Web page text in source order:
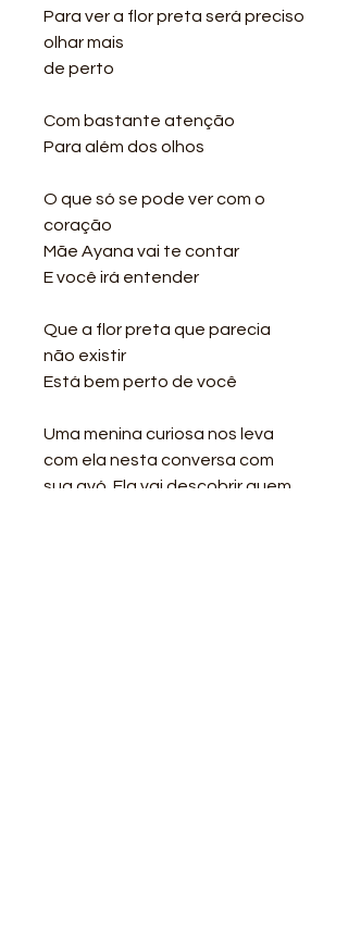
Para ver a flor preta será preciso
olhar mais
de perto
Com bastante atenção
Para além dos olhos
O que só se pode ver com o
coração
Mãe Ayana vai te contar
E você irá entender
Que a flor preta que parecia
não existir
Está bem perto de você
Uma menina curiosa nos leva
com ela nesta conversa com
sua avó. Ela vai descobrir quem